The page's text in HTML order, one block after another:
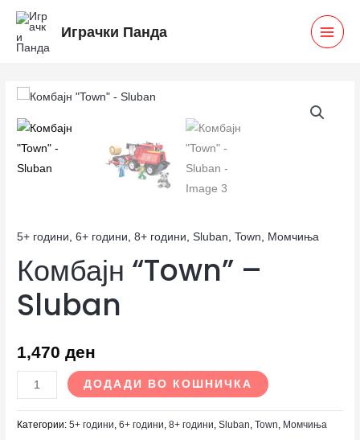
Skip
content
Играчки Панда
5+ години ,6+ години ,8+ години ,Sluban ,Town Момчиња
Комбајн “Town” –
Sluban
1,470ден
Комбајн
"Town"
ДОДАДИ ВО КОШНИЧКА
Категории:5+ години ,6+ години ,8+ години ,Sluban ,Town Момчиња